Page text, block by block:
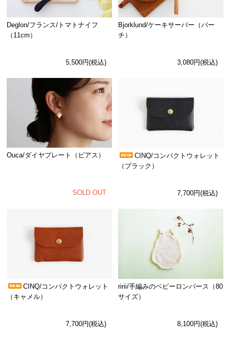
Deglon/フランス/トマトナイフ
（11cm）
5,500円(税込)
Bjorklund/ケーキサーバー（バー
チ）
3,080円(税込)
Ouca/ダイヤプレート（ピアス）
SOLD OUT
CINQ/コンパクトウォレット
（ブラック）
7,700円(税込)
CINQ/コンパクトウォレット
（キャメル）
7,700円(税込)
ririi/手編みのベビーロンパース（80
サイズ）
8,100円(税込)